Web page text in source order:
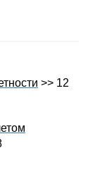
>> 12